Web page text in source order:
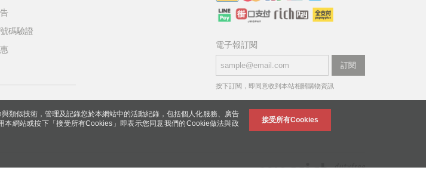
類似技術，管理及記錄您於本網站中的活動紀錄，包括個人化服務、廣告
網站或按下「接受所有Cookies」即表示您同意我們的Cookie做法與政
接受所有Cookies
碼驗證
電子報訂閱
訂閱
按下訂閱，即同意收到本站相關購物資訊